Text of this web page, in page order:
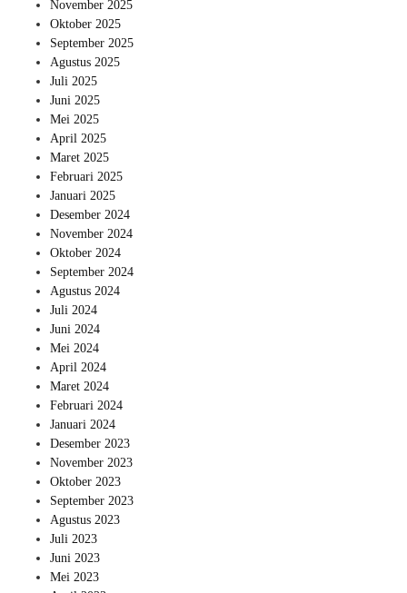
November 2025
Oktober 2025
September 2025
Agustus 2025
Juli 2025
Juni 2025
Mei 2025
April 2025
Maret 2025
Februari 2025
Januari 2025
Desember 2024
November 2024
Oktober 2024
September 2024
Agustus 2024
Juli 2024
Juni 2024
Mei 2024
April 2024
Maret 2024
Februari 2024
Januari 2024
Desember 2023
November 2023
Oktober 2023
September 2023
Agustus 2023
Juli 2023
Juni 2023
Mei 2023